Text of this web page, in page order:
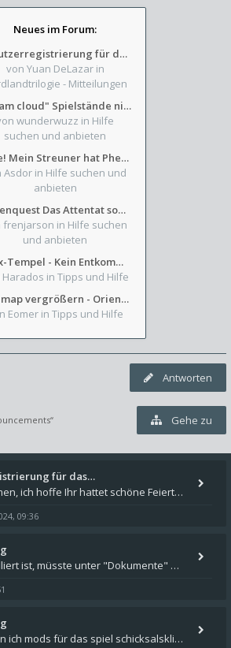
Neues im Forum:
Benutzerregistrierung für das SchickHD-/SchweifHD-Forum gesperrt
von Yuan DeLazar in
- Mitteilungen
"steam cloud" Spielstände nicht verfügbar
wunderwuzz in Hilfe
suchen und anbieten
Hilfe! Mein Streuner hat Phexens Gunst verloren...
Asdor in Hilfe suchen und
anbieten
Nebenquest Das Attentat sowie Beilunker Reiter und zwei kleine Ausrüstungsfragen
frenjarson in Hilfe suchen
und anbieten
Phex-Tempel - Kein Entkommen aus Weinkeller/Bibliothek Trakt
in Tipps und Hilfe
Minimap vergrößern - Orientierung in Blutzinnen
Eomer in Tipps und Hilfe
Antworten
Gehe zu
für das…
Hallo zusammen, ich hoffe Ihr hattet schöne Feiertage und kommt auch gut ins neue Jahr. Ich schreibe hier kurz zur Infor
09:36
Wenn das Speil installiert ist, müsste unter "Dokumente" auf Deinem Rechner ein Verzeichnis "blade of destiny" sein. Dar
wollte fragen wie kann ich mods für das spiel schicksalsklinge in das spieleverzeichnis kopieren und in welches